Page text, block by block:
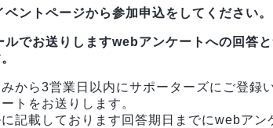
ントページから参加申込をしてください。
でお送りしますwebアンケートへの回答
から3営業日以内にサポーターズにご登録
トをお送りします。
に記載しております回答期日までにwebア